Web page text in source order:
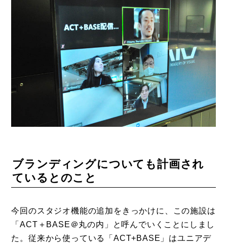
ブランディングについても計画され
ているとのこと
今回のスタジオ機能の追加をきっかけに、この施設は
「ACT＋BASE＠丸の内」と呼んでいくことにしまし
た。従来から使っている「ACT+BASE」はユニアデ